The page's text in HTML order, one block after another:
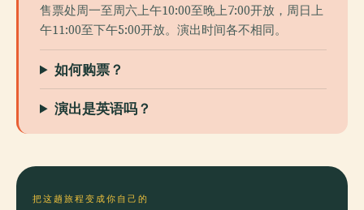
售票处周一至周六上午10:00至晚上7:00开放，周日上
午11:00至下午5:00开放。演出时间各不相同。
如何购票？
演出是英语吗？
把这趟旅程变成你自己的